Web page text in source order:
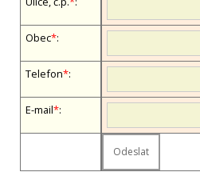
Obec*:
Telefon*:
E-mail*: